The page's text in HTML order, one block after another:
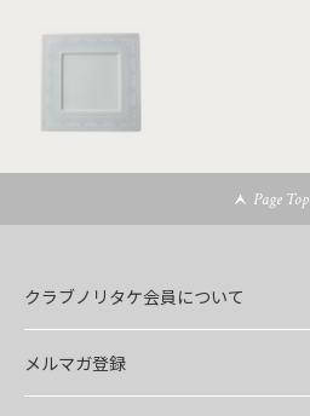
Page Top
クラブノリタケ会員について
メルマガ登録